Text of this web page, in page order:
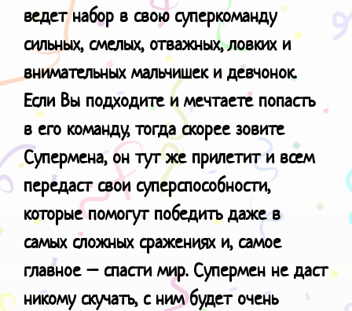
ведет набор в свою суперкоманду
сильных, смелых, отважных, ловких и
внимательных мальчишек и девчонок.
Если Вы подходите и мечтаете попасть
в его команду, тогда скорее зовите
Супермена, он тут же прилетит и всем
передаст свои суперспособности,
которые помогут победить даже в
самых сложных сражениях и, самое
главное – спасти мир. Супермен не даст
никому скучать, с ним будет очень